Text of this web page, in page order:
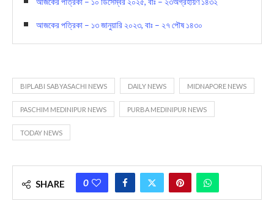
আজকের পত্রিকা – ১৩ জানুয়ারি ২০২৩, বাঃ – ২৭ পৌষ ১৪৩০
BIPLABI SABYASACHI NEWS DAILY NEWS MIDNAPORE NEWS
PASCHIM MEDINIPUR NEWS PURBA MEDINIPUR NEWS
TODAY NEWS
SHARE 0